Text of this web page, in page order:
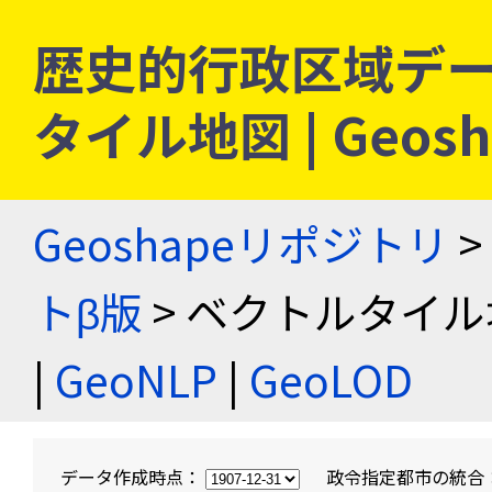
歴史的行政区域デ
タイル地図 |
Geoshapeリポジトリ >
トβ版 > ベクトルタイ
| GeoNLP | GeoLOD
データ作成時点： 政令指定都市の統